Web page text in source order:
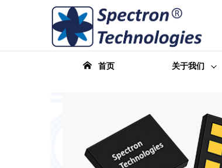
首页 关于我们